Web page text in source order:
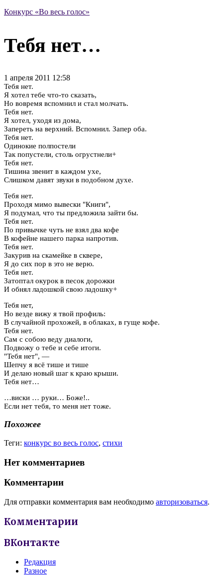
Конкурс «Во весь голос»
Тебя нет…
1 апреля 2011 12:58
Тебя нет.
Я хотел тебе что-то сказать,
Но вовремя вспомнил и стал молчать.
Тебя нет.
Я хотел, уходя из дома,
Запереть на верхний. Вспомнил. Запер оба.
Тебя нет.
Одинокие полпостели
Так попустели, столь огрустнели+
Тебя нет.
Тишина звенит в каждом ухе,
Слишком давят звуки в подобном духе.
Тебя нет.
Проходя мимо вывески "Книги",
Я подумал, что ты предложила зайти бы.
Тебя нет.
По привычке чуть не взял два кофе
В кофейне нашего парка напротив.
Тебя нет.
Закурив на скамейке в сквере,
Я до сих пор в это не верю.
Тебя нет.
Затоптал окурок в песок дорожки
И обнял ладошкой свою ладошку+
Тебя нет,
Но везде вижу я твой профиль:
В случайной прохожей, в облаках, в гуще кофе.
Тебя нет.
Сам с собою веду диалоги,
Подвожу о тебе и себе итоги.
"Тебя нет", —
Шепчу я всё тише и тише
И делаю новый шаг к краю крыши.
Тебя нет…
…виски … руки… Боже!..
Если нет тебя, то меня нет тоже.
Похожее
Теги: конкурс во весь голос, стихи
Нет комментариев
Комментарии
Для отправки комментария вам необходимо авторизоваться.
Комментарии
ВКонтакте
Редакция
Разное